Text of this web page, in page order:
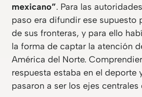
mexicano”. Para las
paso era difundir ese supuesto
de sus fronteras, y para ello
la forma de captar la atención
América del Norte.
respuesta estaba en el deporte
pasaron a ser los ejes centrales